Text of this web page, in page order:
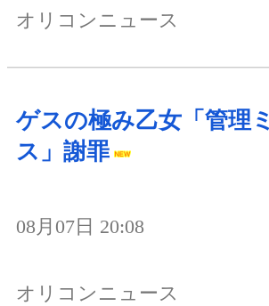
オリコンニュース
ゲスの極み乙女「管理ミ
ス」謝罪
08月07日 20:08
オリコンニュース